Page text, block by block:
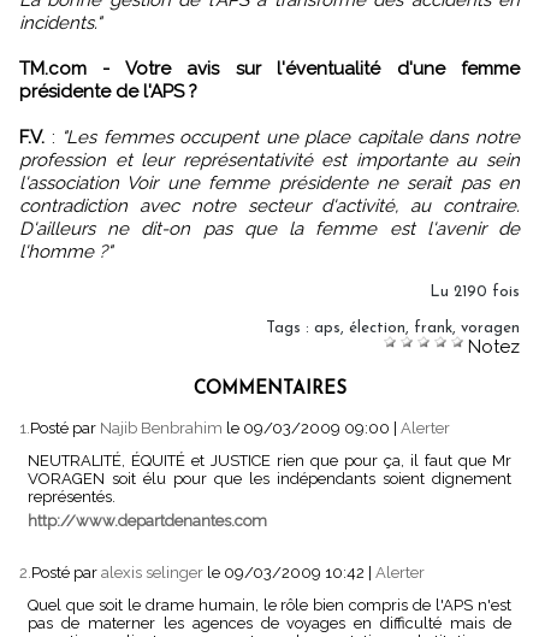
incidents."
TM.com - Votre avis sur l'éventualité d'une femme
présidente de l'APS ?
F.V. : "Les femmes occupent une place capitale dans notre
profession et leur représentativité est importante au sein
l'association Voir une femme présidente ne serait pas en
contradiction avec notre secteur d'activité, au contraire.
D'ailleurs ne dit-on pas que la femme est l'avenir de
l'homme ?"
Lu 2190 fois
Tags : aps, élection, frank, voragen
Notez
COMMENTAIRES
1.Posté par Najib Benbrahim le 09/03/2009 09:00
Alerter
NEUTRALITÉ, ÉQUITÉ et JUSTICE rien que pour ça, il faut que Mr
VORAGEN soit élu pour que les indépendants soient dignement
représentés.
http://www.departdenantes.com
2.Posté par alexis selinger le 09/03/2009 10:42
Alerter
Quel que soit le drame humain, le rôle bien compris de l'APS n'est
pas de materner les agences de voyages en difficulté mais de